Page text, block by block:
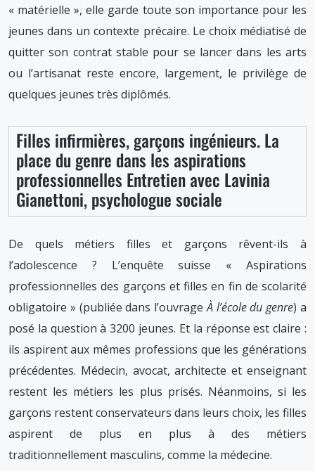
« matérielle », elle garde toute son importance pour les
jeunes dans un contexte précaire. Le choix médiatisé de
quitter son contrat stable pour se lancer dans les arts
ou l’artisanat reste encore, largement, le privilège de
quelques jeunes très diplômés.
Filles infirmières, garçons ingénieurs. La
place du genre dans les aspirations
professionnelles Entretien avec Lavinia
Gianettoni, psychologue sociale
De quels métiers filles et garçons rêvent-ils à
l’adolescence ? L’enquête suisse « Aspirations
professionnelles des garçons et filles en fin de scolarité
obligatoire » (publiée dans l’ouvrageÀ l’école du genre) a
posé la question à 3200 jeunes. Et la réponse est claire :
ils aspirent aux mêmes professions que les générations
précédentes. Médecin, avocat, architecte et enseignant
restent les métiers les plus prisés. Néanmoins, si les
garçons restent conservateurs dans leurs choix, les filles
aspirent de plus en plus à des métiers
traditionnellement masculins, comme la médecine.